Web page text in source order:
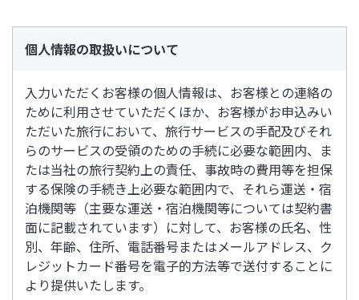
個人情報の取扱いについて
入力いただくお客様の個人情報は、お客様との連絡の
ために利用させていただくほか、お客様がお申込みい
ただいた旅行において、旅行サービスの手配及びそれ
らのサービスの受領のための手続に必要な範囲内、ま
たは当社の旅行契約上の責任、事故時の費用等を担保
する保険の手続き上必要な範囲内で、それら運送・宿
泊機関等（主要な運送・宿泊機関等については契約書
面に記載されています）に対して、お客様の氏名、性
別、年齢、住所、電話番号またはメールアドレス、ク
レジットカード番号を電子的方法等で送付することに
より提供いたします。